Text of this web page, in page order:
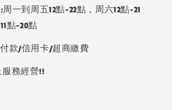
一到周五12點-22點，周六12點-21
點-20點
付款/信用卡/超商繳費
服務經營!!